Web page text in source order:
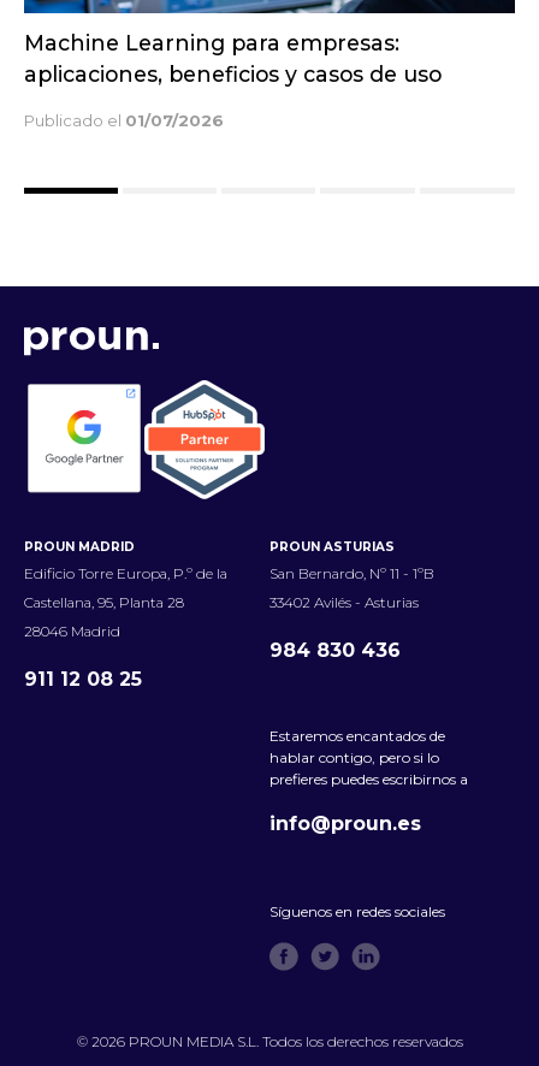
Los 3 tipos de desarrollo web fundamentales
Publicado el 14/05/2026
PROUN MADRID
Edificio Torre Europa, P.º de la
Castellana, 95, Planta 28
28046 Madrid
911 12 08 25
PROUN ASTURIAS
San Bernardo, Nº 11 - 1ºB
33402 Avilés - Asturias
984 830 436
Estaremos encantados de
hablar contigo, pero si lo
prefieres puedes escribirnos a
info@proun.es
Síguenos en redes sociales
© 2026 PROUN MEDIA S.L. Todos los derechos reservados